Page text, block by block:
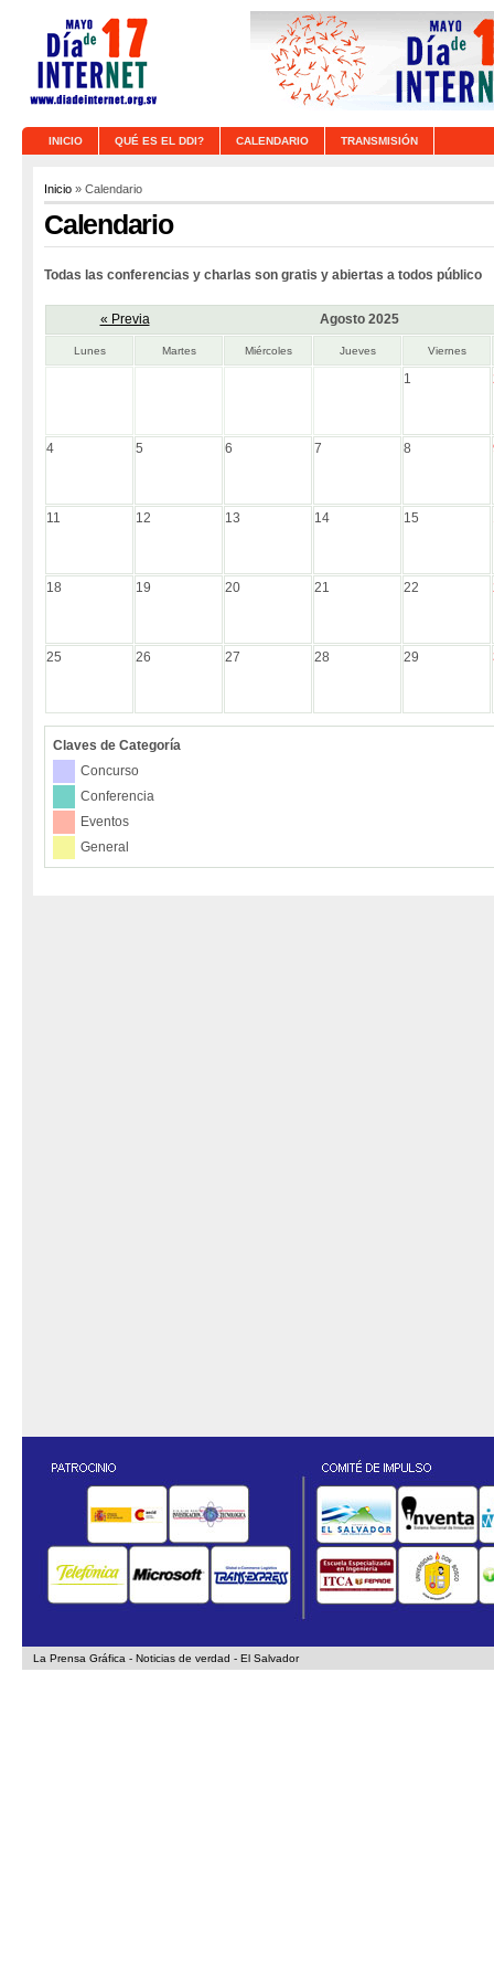
INICIO QUÉ ES EL DDI? CALENDARIO TRANSMISIÓN
Inicio » Calendario
Calendario
Todas las conferencias y charlas son gratis y abiertas a todos público
« Previa Agosto 2025
Lunes Martes Miércoles Jueves Viernes
1
4 5 6 7 8
11 12 13 14 15
18 19 20 21 22
25 26 27 28 29
Claves de Categoría
Concurso
Conferencia
Eventos
General
La Prensa Gráfica - Noticias de verdad - El Salvador